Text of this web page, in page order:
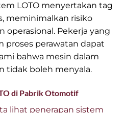
LOTO menyertakan tag
meminimalkan risiko
operasional. Pekerja yang
proses perawatan dapat
bahwa mesin dalam
tidak boleh menyala.
di Pabrik Otomotif
lihat penerapan sistem